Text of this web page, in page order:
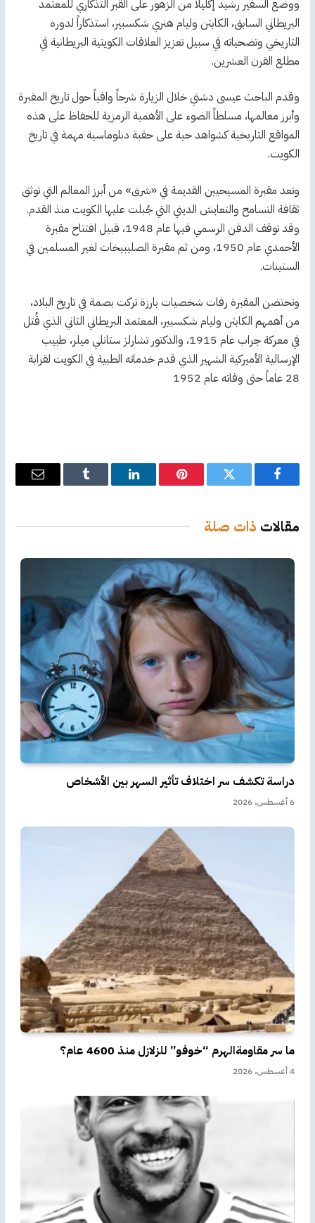
ووضع السفير رشيد إكليلاً من الزهور على القبر التذكاري للمعتمد
البريطاني السابق، الكابتن وليام هنري شكسبير، استذكاراً لدوره
التاريخي وتضحياته في سبيل تعزيز العلاقات الكويتية البريطانية في
مطلع القرن العشرين.
وقدم الباحث عيسى دشتي خلال الزيارة شرحاً وافياً حول تاريخ المقبرة
وأبرز معالمها، مسلطاً الضوء على الأهمية الرمزية للحفاظ على هذه
المواقع التاريخية كشواهد حية على حقبة دبلوماسية مهمة في تاريخ
الكويت.
وتعد مقبرة المسيحيين القديمة في «شرق» من أبرز المعالم التي توثق
ثقافة التسامح والتعايش الديني التي جُبلت عليها الكويت منذ القدم.
وقد توقف الدفن الرسمي فيها عام 1948، قبيل افتتاح مقبرة
الأحمدي عام 1950، ومن ثم مقبرة الصليبيخات لغير المسلمين في
الستينات.
وتحتضن المقبرة رفات شخصيات بارزة تركت بصمة في تاريخ البلاد،
من أهمهم الكابتن وليام شكسبير، المعتمد البريطاني الثاني الذي قُتل
في معركة جراب عام 1915، والدكتور تشارلز ستانلي ميلر، طبيب
الإرسالية الأميركية الشهير الذي قدم خدماته الطبية في الكويت لقرابة
28 عاماً حتى وفاته عام 1952
فيسبوك تويتر بينتيريستلينكدإن Tumblr
البريد
مقالات ذات صلة
دراسة تكشف سر اختلاف تأثير السهر بين الأشخاص
6 أغسطس، 2026
ما سر مقاومةالهرم “خوفو” للزلازل منذ 4600 عام؟
4 أغسطس، 2026